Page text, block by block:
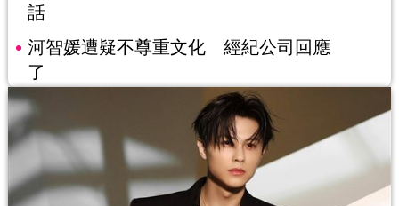
話
河智媛遭疑不尊重文化 經紀公司回應
了